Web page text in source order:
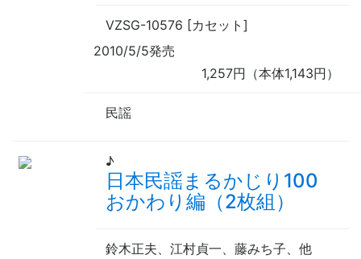
VZSG-10576 [カセット]
2010/5/5発売
1,257円（本体1,143円）
民謡
♪
日本民謡まるかじり100
おかわり編（2枚組）
鈴木正夫、江村貞一、藤みち子、 他